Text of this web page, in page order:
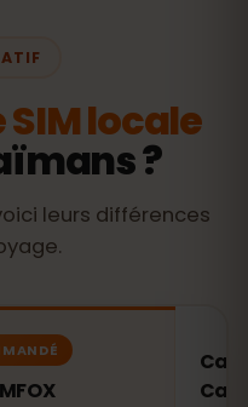
locale
?
leurs différences